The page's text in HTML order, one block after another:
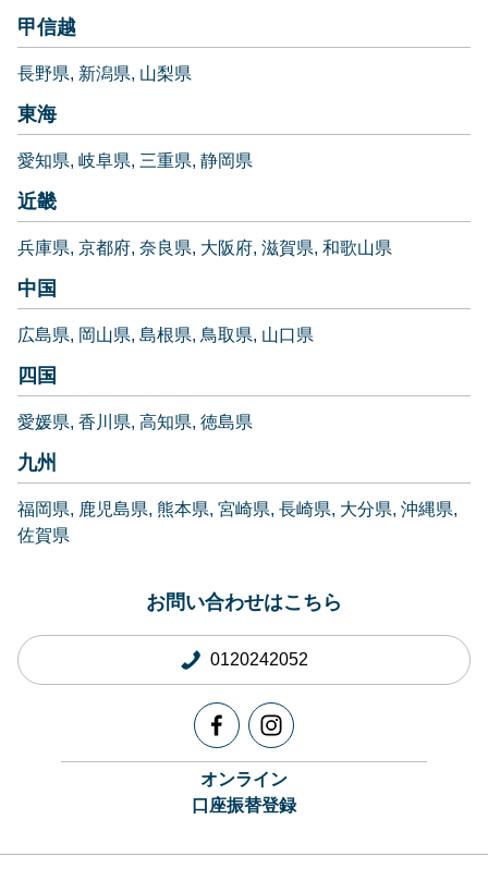
甲信越
長野県 新潟県 山梨県
東海
愛知県 岐阜県 三重県 静岡県
近畿
兵庫県 京都府 奈良県 大阪府 滋賀県 和歌山県
中国
広島県 岡山県 島根県 鳥取県 山口県
四国
愛媛県 香川県 高知県 徳島県
九州
福岡県 鹿児島県 熊本県 宮崎県 長崎県 大分県 沖縄県
佐賀県
お問い合わせはこちら
0120242052
オンライン
口座振替登録